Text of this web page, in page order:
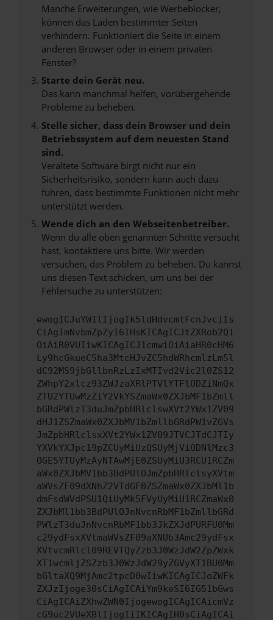
Manche Erweiterungen, wie Werbeblocker,
können das Laden bestimmter Seiten
verhindern. Funktioniert die Seite in einem
anderen Browser oder in einem privaten
Fenster?
Starte dein Gerät neu.
Das kann manchmal helfen, vorübergehende
Probleme zu beheben.
Stelle sicher, dass dein Browser und dein
Betriebssystem auf dem neuesten Stand
sind.
Veraltete Software birgt nicht nur ein
Sicherheitsrisiko, sondern kann auch dazu
führen, dass bestimmte Funktionen nicht mehr
unterstützt werden.
Wende dich an den Webseitenbetreiber.
Wenn du alle oben genannten Schritte versucht
hast, kontaktiere uns bitte. Wir werden
versuchen, das Problem zu beheben. Du kannst
uns diesen Text schicken, um uns bei der
Fehlersuche zu unterstützen:
ewogICJuYW1lIjogIk5ldHdvcmtFcnJvciIs
CiAgImNvbmZpZyI6IHsKICAgICJtZXRob2Qi
OiAiR0VUIiwKICAgICJ1cmwiOiAiaHR0cHM6
Ly9hcGkueC5ha3MtcHJvZC5hdWRhcmlzLm5l
dC92MS9jbGllbnRzLzIxMTIvd2Vic2l0ZS12
ZWhpY2xlcz93ZWJzaXRlPTVlYTFlODZiNmQx
ZTU2YTUwMzZiY2VkYSZmaWx0ZXJbMF1bZmll
bGRdPWlzT3duJmZpbHRlclswXVt2YWx1ZV09
dHJ1ZSZmaWx0ZXJbMV1bZmllbGRdPW1vZGVs
JmZpbHRlclsxXVt2YWx1ZV09JTVCJTdCJTIy
YXVkYXJpc19pZCUyMiUzQSUyMjViODNlMzc3
OGE5YTUyMzAyNTAwMjE0ZSUyMiU3RCU1RCZm
aWx0ZXJbMV1bb3BdPUlOJmZpbHRlclsyXVtm
aWVsZF09dXNhZ2VTdGF0ZSZmaWx0ZXJbMl1b
dmFsdWVdPSU1QiUyMk5FVyUyMiU1RCZmaWx0
ZXJbMl1bb3BdPUlOJnNvcnRbMF1bZmllbGRd
PWlzT3duJnNvcnRbMF1bb3JkZXJdPURFU0Mm
c29ydFsxXVtmaWVsZF09aXNUb3Amc29ydFsx
XVtvcmRlcl09REVTQyZzb3J0WzJdW2ZpZWxk
XT1wcmljZSZzb3J0WzJdW29yZGVyXT1BU0Mm
bGltaXQ9MjAmc2tpcD0wIiwKICAgICJoZWFk
ZXJzIjoge30sCiAgICAiYm9keSI6IG51bGws
CiAgICAiZXhwZWN0IjogewogICAgICAicmVz
cG9uc2VUeXBlIjogIiIKICAgIH0sCiAgICAi